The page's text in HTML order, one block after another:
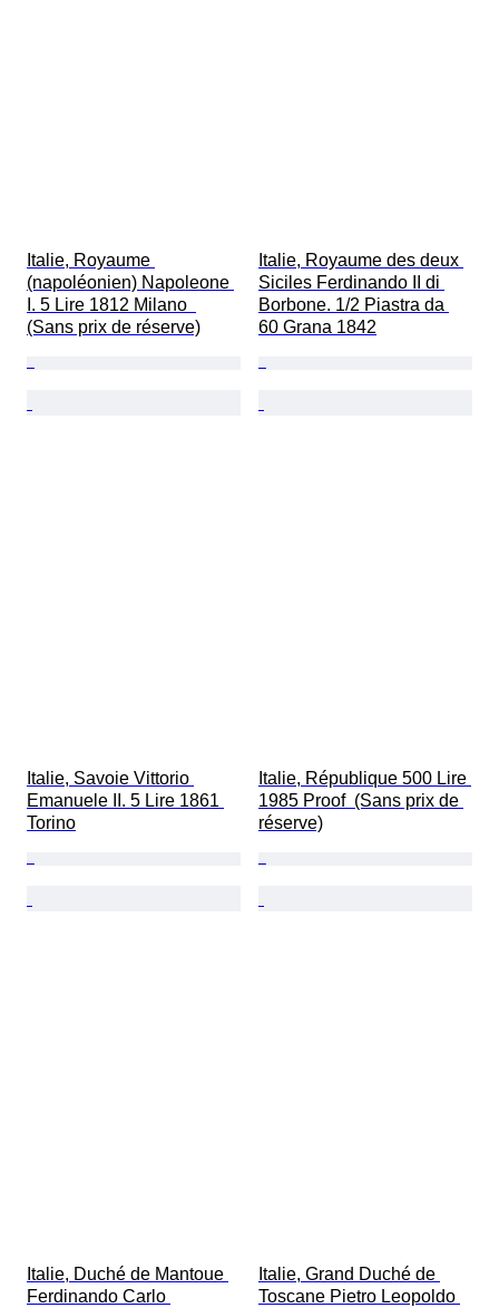
Italie, Royaume
(napoléonien) Napoleone
I. 5 Lire 1812 Milano
(Sans prix de réserve)
Italie, Royaume des deux
Siciles Ferdinando II di
Borbone. 1/2 Piastra da
60 Grana 1842
Italie, Savoie Vittorio
Emanuele II. 5 Lire 1861
Torino
Italie, République 500 Lire
1985 Proof  (Sans prix de
réserve)
Italie, Duché de Mantoue
Ferdinando Carlo
Italie, Grand Duché de
Toscane Pietro Leopoldo